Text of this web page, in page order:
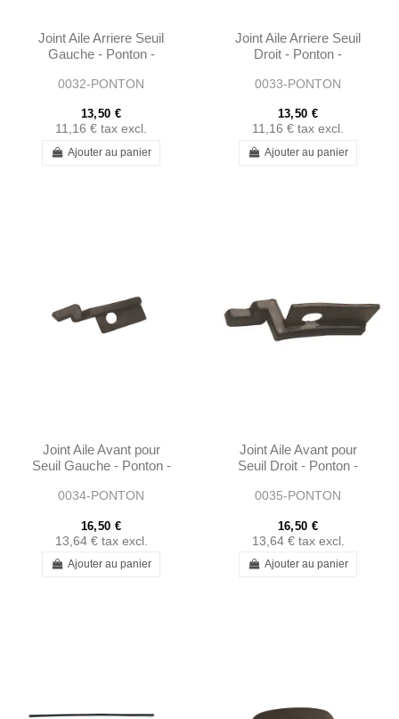
Joint Aile Arriere Seuil
Gauche - Ponton -
0032-PONTON
13,50 €
11,16 € tax excl.
Ajouter au panier
Joint Aile Arriere Seuil
Droit - Ponton -
0033-PONTON
13,50 €
11,16 € tax excl.
Ajouter au panier
Joint Aile Avant pour
Seuil Gauche - Ponton -
0034-PONTON
16,50 €
13,64 € tax excl.
Ajouter au panier
Joint Aile Avant pour
Seuil Droit - Ponton -
0035-PONTON
16,50 €
13,64 € tax excl.
Ajouter au panier